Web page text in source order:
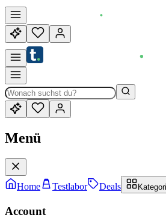
Menü
Home Testlabor Deals
Account